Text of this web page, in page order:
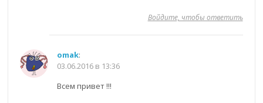
Войдите, чтобы ответить
omak:
03.06.2016 в 13:36
Всем привет !!!